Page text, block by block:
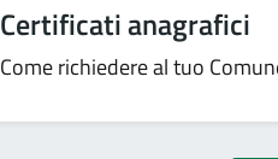
Certificati anagrafici
Come richiedere al tuo